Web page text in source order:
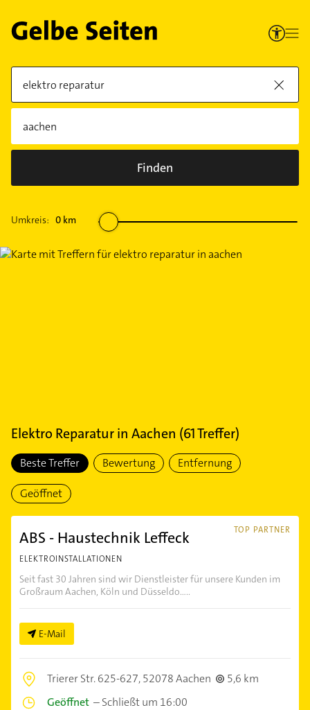
Finden
Umkreis: 0 km
Elektro Reparaturin Aachen (61Treffer)
Beste Treffer Bewertung Entfernung
Geöffnet
TOP PARTNER
ABS - Haustechnik Leffeck
ELEKTROINSTALLATIONEN
Seit fast 30 Jahren sind wir Dienstleister für unsere Kunden im
Großraum Aachen, Köln und Düsseldo.....
E-Mail
Trierer Str. 625-627,52078 Aachen
5,6 km
Geöffnet –Schließt um 16:00